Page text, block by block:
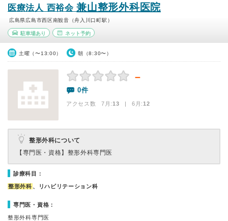
医療法人 西裕会兼山整形外科医院
広島県広島市西区南観音（舟入川口町駅）
駐車場あり ネット予約
土曜（〜13:00） 朝（8:30〜）
－
0件
アクセス数 7月:13 | 6月:12
整形外科について
【専門医・資格】 整形外科専門医
診療科目：
整形外科 、リハビリテーション科
専門医・資格：
整形外科専門医